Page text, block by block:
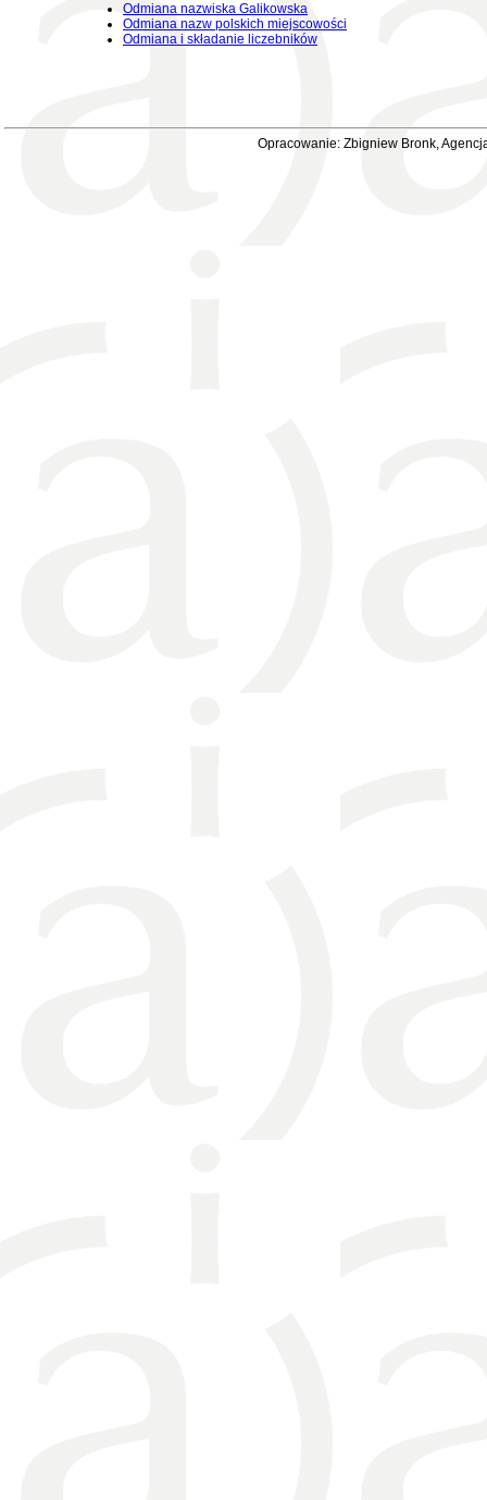
Odmiana nazwiska Galikowska
Odmiana nazw polskich miejscowości
Odmiana i składanie liczebników
Opracowanie: Zbigniew Bronk,